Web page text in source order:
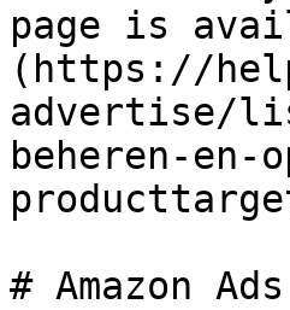
page is
(https://
advertise/
beheren-en-
# Amazon